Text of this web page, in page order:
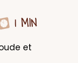
1 MIN
et